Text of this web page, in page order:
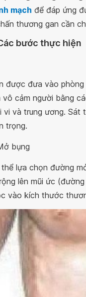
mạch để đáp ứng
thương gan cần
bước thực hiện
được đưa vào
vô cảm người bằng
vi và trung ương. Sát
trọng.
bụng
lựa chọn đường
lên mũi ức
vào kích thước